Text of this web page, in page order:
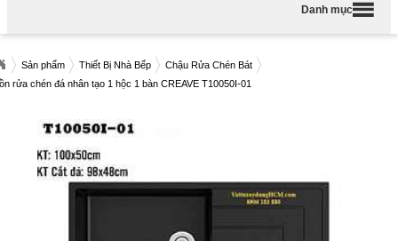
Danh mục
Sản phẩm Thiết Bị Nhà Bếp
Chậu Rửa Chén Bát
rửa chén đá nhân tạo 1 hộc 1 bàn CREAVE T10050I-01